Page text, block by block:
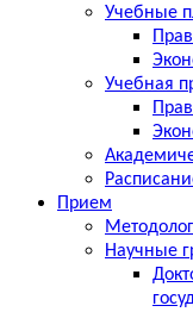
Учебные
Учебная
Прием
Научные